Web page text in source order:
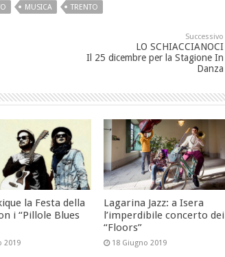
MUSICA TRENTO
Successivo
LO SCHIACCIANOCI
Il 25 dicembre per la Stagione In
Danza
la Festa della
i “Pillole Blues
2019
Lagarina Jazz: a Isera
l’imperdibile concerto dei
“Floors”
18 Giugno 2019